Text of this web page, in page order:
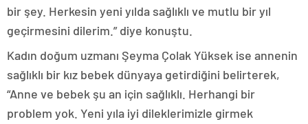
bir şey. Herkesin yeni yılda sağlıklı ve mutlu bir yıl
geçirmesini dilerim.” diye konuştu.
Kadın doğum uzmanı Şeyma Çolak Yüksek ise annenin
sağlıklı bir kız bebek dünyaya getirdiğini belirterek,
“Anne ve bebek şu an için sağlıklı. Herhangi bir
problem yok. Yeni yıla iyi dileklerimizle girmek